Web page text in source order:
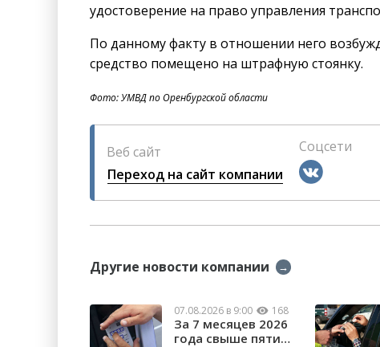
удостоверение на право управления
По данному факту в отношении него
средство помещено на штрафную стоянку.
Фото: УМВД по Оренбургской области
Веб сайт
Переход на сайт компании
Соцсети
Другие новости компании →
07.08.2026 в 9:00 168
За 7 месяцев 2026
года свыше пяти